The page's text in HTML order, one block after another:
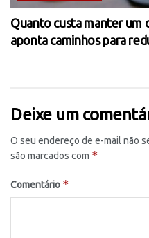
Quanto custa manter um
aponta caminhos para
Deixe um
O seu endereço de e-mail não
são marcados com *
Comentário *